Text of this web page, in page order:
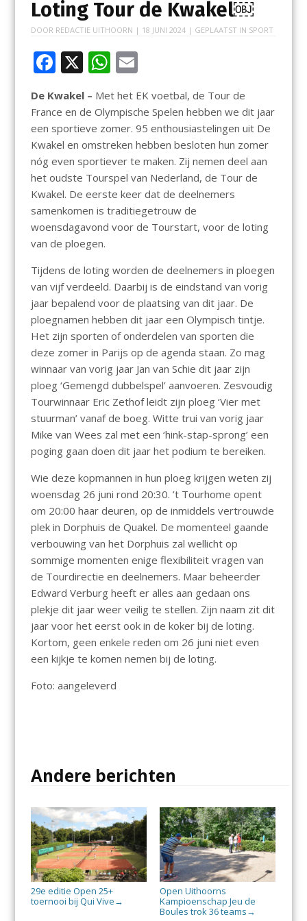
Loting Tour de Kwakel￼
DOOR REDACTIE UITHOORN | 18 JUNI 2024| GEPLAATST IN SPORT
F
ac
e
b
o
o
k
X W
h
at
s
A
p
p
E
ai
l
De Kwakel – Met het EK voetbal, de Tour de
France en de Olympische Spelen hebben we dit jaar
een sportieve zomer. 95 enthousiastelingen uit De
Kwakel en omstreken hebben besloten hun zomer
nóg even sportiever te maken. Zij nemen deel aan
het oudste Tourspel van Nederland, de Tour de
Kwakel. De eerste keer dat de deelnemers
samenkomen is traditiegetrouw de
woensdagavond voor de Tourstart, voor de loting
van de ploegen.
Tijdens de loting worden de deelnemers in ploegen
van vijf verdeeld. Daarbij is de eindstand van vorig
jaar bepalend voor de plaatsing van dit jaar. De
ploegnamen hebben dit jaar een Olympisch tintje.
Het zijn sporten of onderdelen van sporten die
deze zomer in Parijs op de agenda staan. Zo mag
winnaar van vorig jaar Jan van Schie dit jaar zijn
ploeg ‘Gemengd dubbelspel’ aanvoeren. Zesvoudig
Tourwinnaar Eric Zethof leidt zijn ploeg ‘Vier met
stuurman’ vanaf de boeg. Witte trui van vorig jaar
Mike van Wees zal met een ‘hink-stap-sprong’ een
poging gaan doen dit jaar het podium te bereiken.
Wie deze kopmannen in hun ploeg krijgen weten zij
woensdag 26 juni rond 20:30. ’t Tourhome opent
om 20:00 haar deuren, op de inmiddels vertrouwde
plek in Dorphuis de Quakel. De momenteel gaande
verbouwing van het Dorphuis zal wellicht op
sommige momenten enige flexibiliteit vragen van
de Tourdirectie en deelnemers. Maar beheerder
Edward Verburg heeft er alles aan gedaan ons
plekje dit jaar weer veilig te stellen. Zijn naam zit dit
jaar voor het eerst ook in de koker bij de loting.
Kortom, geen enkele reden om 26 juni niet even
een kijkje te komen nemen bij de loting.
Foto: aangeleverd
Andere berichten
29e editie Open 25+
toernooi bij Qui Vive →
Open Uithoorns
Kampioenschap Jeu de
Boules trok 36 teams →